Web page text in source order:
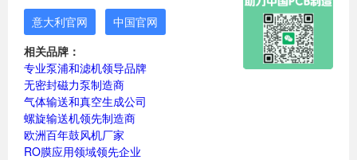
意大利官网
中国官网
相关品牌：
专业泵浦和滤机领导品牌
无密封磁力泵制造商
气体输送和真空生成公司
螺旋输送机领先制造商
欧洲百年鼓风机厂家
RO膜应用领域领先企业